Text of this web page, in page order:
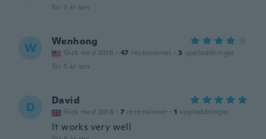
för 5 år sen
W Wenhong
Gick med 2016 · 47 recensioner · 3 uppladdningar
för 5 år sen
D David
Gick med 2018 · 7 recensioner · 1 uppladdningar
It works very well